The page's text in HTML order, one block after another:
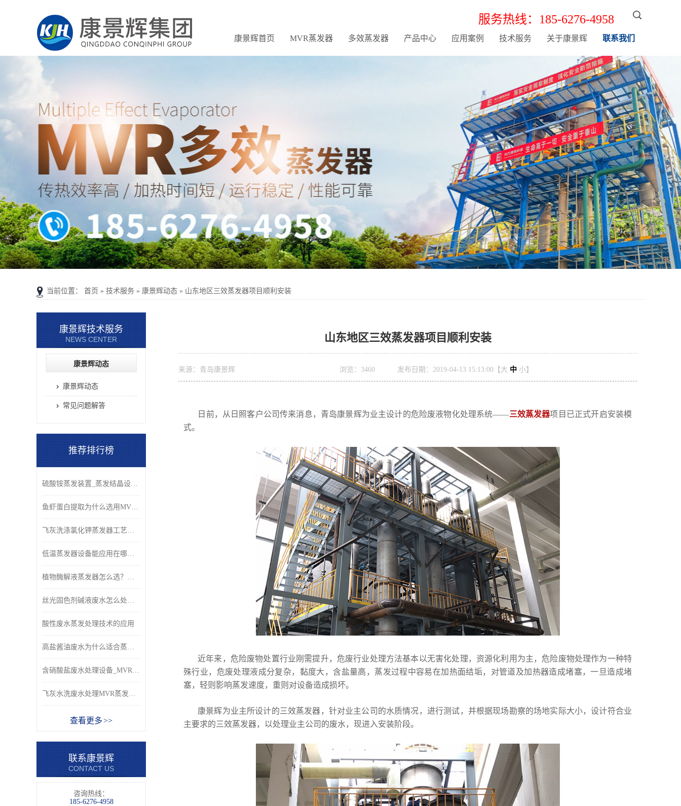
服务热线：185-6276-4958
康景辉首页 MVR蒸发器 多效蒸发器 产品中心 应用案例 技术服务 关于康景辉 联系我们
当前位置： 首页 » 技术服务 » 康景辉动态 » 山东地区三效蒸发器项目顺利安装
山东地区三效蒸发器项目顺利安装
来源：青岛康景辉 浏览： 3460 发布日期：2019-04-13 15:13:00【 大 中 小】
日前，从日照客户公司传来消息，青岛康景辉为业主设计的危险废液物化处理系统——三效蒸发器项目已正式开启安装模
式。
近年来，危险废物处置行业刚需提升，危废行业处理方法基本以无害化处理，资源化利用为主，危险废物处理作为一种特
殊行业，危废处理液成分复杂，黏度大，含盐量高，蒸发过程中容易在加热面结垢，对管道及加热器造成堵塞，一旦造成堵
塞，轻则影响蒸发速度，重则对设备造成损坏。
康景辉为业主所设计的三效蒸发器，针对业主公司的水质情况，进行测试，并根据现场勘察的场地实际大小，设计符合业
主要求的三效蒸发器，以处理业主公司的废水，现进入安装阶段。
康景辉技术服务
NEWS CENTER
康景辉动态
康景辉动态
常见问题解答
推荐排行榜
硫酸铵蒸发装置_蒸发结晶设备_青岛康景辉
鱼虾蛋白提取为什么选用MVR蒸发器？
飞灰洗涤氯化钾蒸发器工艺原理与应用
低温蒸发器设备能应用在哪些行业？
植物酶解液蒸发器怎么选？康景辉低温浓缩工艺与设备解析
丝光固色剂碱液废水怎么处理好？
酸性废水蒸发处理技术的应用
高盐酱油废水为什么适合蒸发法？
含硝酸盐废水处理设备_MVR蒸发结晶回收
飞灰水洗废水处理MVR蒸发分盐系统_康景辉
查看更多 >>
联系康景辉
CONTACT US
咨询热线：
185-6276-4958